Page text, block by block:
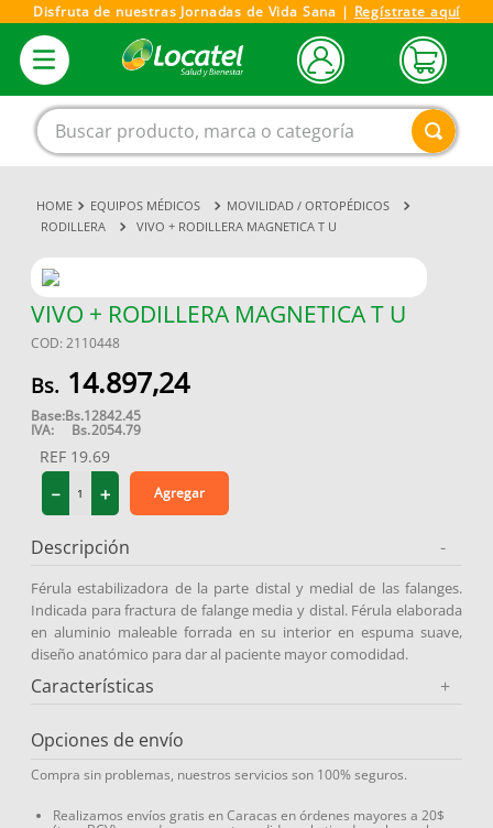
Disfruta de nuestras Jornadas de Vida Sana | Regístrate aquí
Buscar producto, marca o categoría
EQUIPOS MÉDICOS
MOVILIDAD / ORTOPÉDICOS
RODILLERA
VIVO + RODILLERA MAGNETICA T U
VIVO + RODILLERA MAGNETICA T U
COD: 2110448
14.897,24
Base:Bs.12842.45
IVA: Bs.2054.79
REF 19.69
＋
－ Agregar
Descripción -
Férula estabilizadora de la parte distal y medial de las falanges.
Indicada para fractura de falange media y distal. Férula elaborada
en aluminio maleable forrada en su interior en espuma suave,
diseño anatómico para dar al paciente mayor comodidad.
Características +
Opciones de envío
Compra sin problemas, nuestros servicios son 100% seguros.
Realizamos envíos gratis en Caracas en órdenes mayores a 20$
1.
magnesio
3 .
4
vitamina c
.
.
medias compresión
10. protector solar